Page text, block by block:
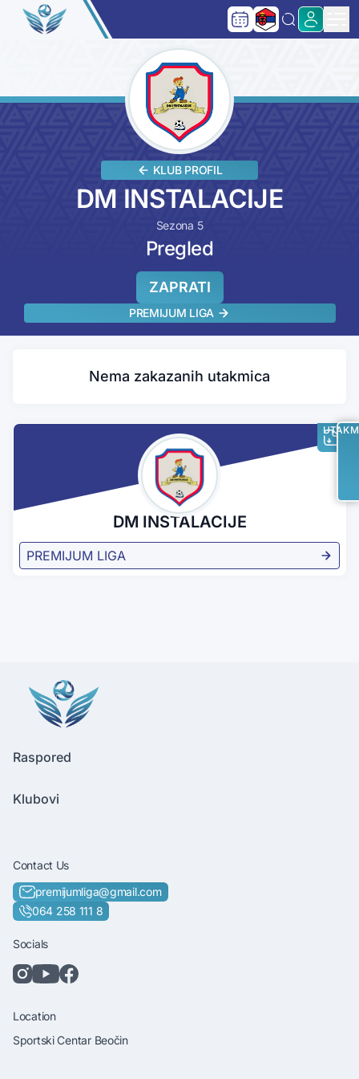
KLUB PROFIL
DM INSTALACIJE
Sezona 5
Pregled
ZAPRATI
PREMIJUM LIGA
Nema zakazanih utakmica
DM INSTALACIJE
PREMIJUM LIGA
Raspored
Klubovi
Contact Us
premijumliga@gmail.com
064 258 111 8
Socials
Location
Sportski Centar Beočin